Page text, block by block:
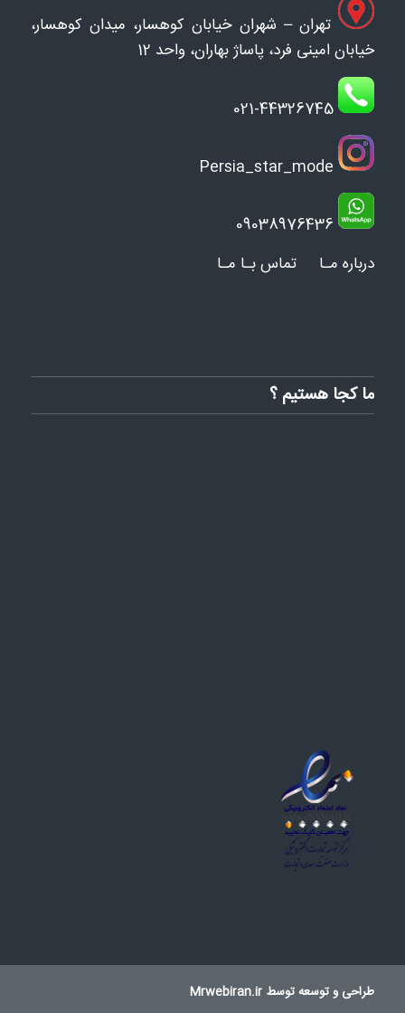
تهران – شهران خیابان کوهسار، میدان کوهسار،
خیابان امینی فرد، پاساژ بهاران، واحد 12
021-44326745
Persia_star_mode
09038976436
درباره مـا
تماس بـا مـا
ما کجا هستیم ؟
طراحی و توسعه توسط Mrwebiran.ir